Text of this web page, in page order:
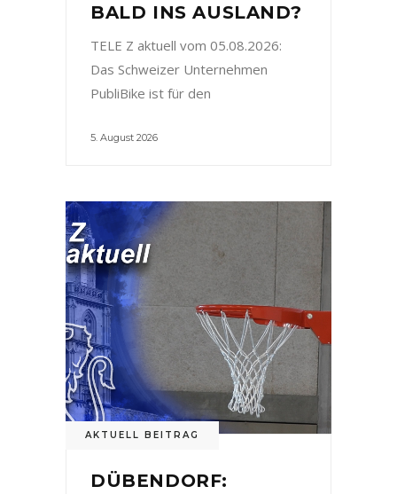
BALD INS AUSLAND?
TELE Z aktuell vom 05.08.2026:
Das Schweizer Unternehmen
PubliBike ist für den
5. August 2026
AKTUELL BEITRAG
DÜBENDORF: